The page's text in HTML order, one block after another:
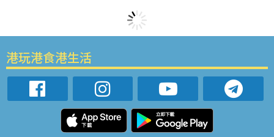
港玩港食港生活